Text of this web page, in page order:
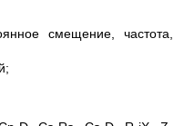
смещение, частота,